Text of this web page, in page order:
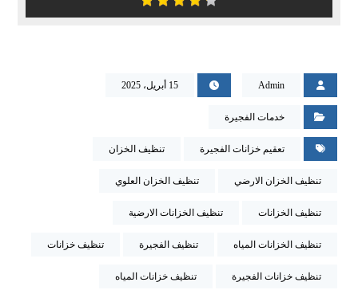
Admin 15 أبريل، 2025
خدمات الفجيرة
تعقيم خزانات الفجيرة تنظيف الخزان
تنظيف الخزان الارضي تنظيف الخزان العلوي
تنظيف الخزانات تنظيف الخزانات الارضية
تنظيف الخزانات المياه تنظيف الفجيرة تنظيف خزانات
تنظيف خزانات الفجيرة تنظيف خزانات المياه